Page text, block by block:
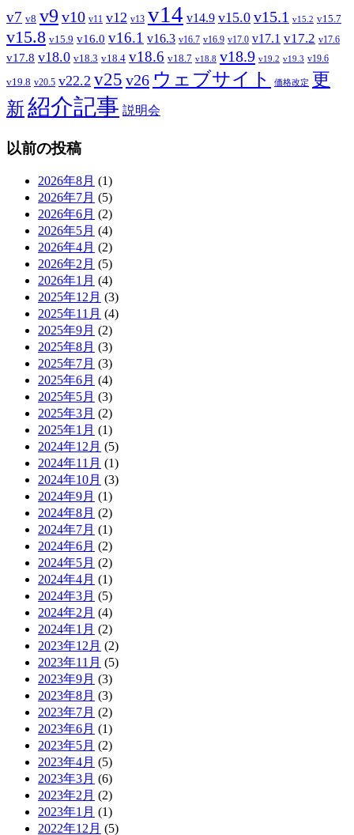
v7 v8 v9 v10 v11 v12 v13 v14 v14.9 v15.0 v15.1 v15.2 v15.7
v15.8 v15.9 v16.0 v16.1 v16.3 v16.7 v16.9 v17.0 v17.1 v17.2 v17.6
v17.8 v18.0 v18.3 v18.4 v18.6 v18.7 v18.8 v18.9 v19.2 v19.3 v19.6
v19.8 v20.5 v22.2 v25 v26 ウェブサイト 価格改定 更
新 紹介記事 説明会
以前の投稿
2026年8月 (1)
2026年7月 (5)
2026年6月 (2)
2026年5月 (4)
2026年4月 (2)
2026年2月 (5)
2026年1月 (4)
2025年12月 (3)
2025年11月 (4)
2025年9月 (2)
2025年8月 (3)
2025年7月 (3)
2025年6月 (4)
2025年5月 (3)
2025年3月 (2)
2025年1月 (1)
2024年12月 (5)
2024年11月 (1)
2024年10月 (3)
2024年9月 (1)
2024年8月 (2)
2024年7月 (1)
2024年6月 (2)
2024年5月 (2)
2024年4月 (1)
2024年3月 (5)
2024年2月 (4)
2024年1月 (2)
2023年12月 (2)
2023年11月 (5)
2023年9月 (3)
2023年8月 (3)
2023年7月 (2)
2023年6月 (1)
2023年5月 (2)
2023年4月 (5)
2023年3月 (6)
2023年2月 (2)
2023年1月 (1)
2022年12月 (5)